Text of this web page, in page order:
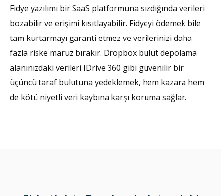
Fidye yazılımı bir SaaS platformuna sızdığında verileri
bozabilir ve erişimi kısıtlayabilir. Fidyeyi ödemek bile
tam kurtarmayı garanti etmez ve verilerinizi daha
fazla riske maruz bırakır. Dropbox bulut depolama
alanınızdaki verileri IDrive 360 gibi güvenilir bir
üçüncü taraf bulutuna yedeklemek, hem kazara hem
de kötü niyetli veri kaybına karşı koruma sağlar.